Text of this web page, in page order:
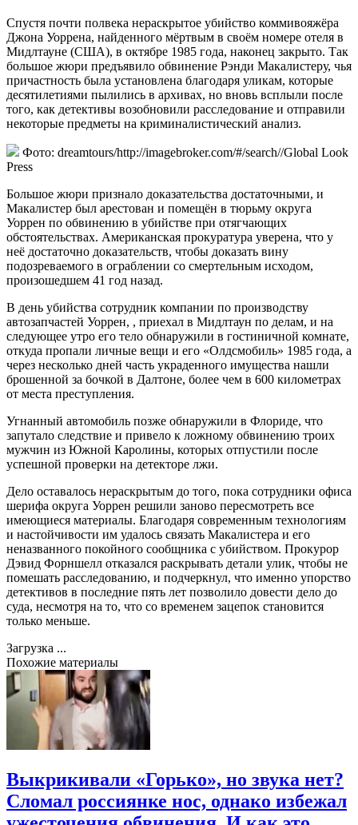
Спустя почти полвека нераскрытое убийство коммивояжёра
Джона Уоррена, найденного мёртвым в своём номере отеля в
Мидлтауне (США), в октябре 1985 года, наконец закрыто. Так
большое жюри предъявило обвинение Рэнди Макалистеру, чья
причастность была установлена благодаря уликам, которые
десятилетиями пылились в архивах, но вновь всплыли после
того, как детективы возобновили расследование и отправили
некоторые предметы на криминалистический анализ.
Фото: dreamtours/http://imagebroker.com/#/search//Global Look
Press
Большое жюри признало доказательства достаточными, и
Макалистер был арестован и помещён в тюрьму округа
Уоррен по обвинению в убийстве при отягчающих
обстоятельствах. Американская прокуратура уверена, что у
неё достаточно доказательств, чтобы доказать вину
подозреваемого в ограблении со смертельным исходом,
произошедшем 41 год назад.
В день убийства сотрудник компании по производству
автозапчастей Уоррен, , приехал в Мидлтаун по делам, и на
следующее утро его тело обнаружили в гостиничной комнате,
откуда пропали личные вещи и его «Олдсмобиль» 1985 года, а
через несколько дней часть украденного имущества нашли
брошенной за бочкой в Далтоне, более чем в 600 километрах
от места преступления.
Угнанный автомобиль позже обнаружили в Флориде, что
запутало следствие и привело к ложному обвинению троих
мужчин из Южной Каролины, которых отпустили после
успешной проверки на детекторе лжи.
Дело оставалось нераскрытым до того, пока сотрудники офиса
шерифа округа Уоррен решили заново пересмотреть все
имеющиеся материалы. Благодаря современным технологиям
и настойчивости им удалось связать Макалистера и его
неназванного покойного сообщника с убийством. Прокурор
Дэвид Форншелл отказался раскрывать детали улик, чтобы не
помешать расследованию, и подчеркнул, что именно упорство
детективов в последние пять лет позволило довести дело до
суда, несмотря на то, что со временем зацепок становится
только меньше.
Загрузка ...
Похожие материалы
Выкрикивали «Горько», но звука нет?
Сломал россиянке нос, однако избежал